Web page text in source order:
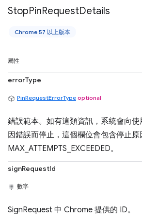
StopPinRequestDetails
Chrome 57 以上版本
屬性
errorType
PinRequestErrorType optional
錯誤範本。如有這類資訊，系統會向
因錯誤而停止，這個欄位會包含停止原
MAX_ATTEMPTS_EXCEEDED。
signRequestId
數字
SignRequest 中 Chrome 提供的 ID。